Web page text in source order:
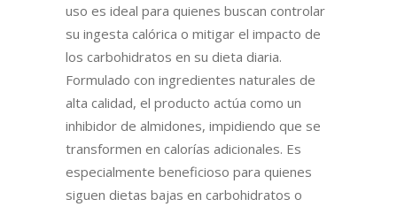
uso es ideal para quienes buscan controlar
su ingesta calórica o mitigar el impacto de
los carbohidratos en su dieta diaria.
Formulado con ingredientes naturales de
alta calidad, el producto actúa como un
inhibidor de almidones, impidiendo que se
transformen en calorías adicionales. Es
especialmente beneficioso para quienes
siguen dietas bajas en carbohidratos o